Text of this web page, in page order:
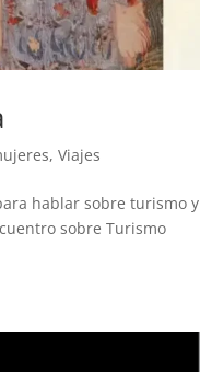
,Viajes
hablar sobre turismo y
sobre Turismo